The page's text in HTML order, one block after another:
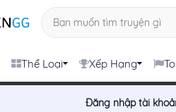
Thể Loại Xếp Hạng
Đăng nhập tài